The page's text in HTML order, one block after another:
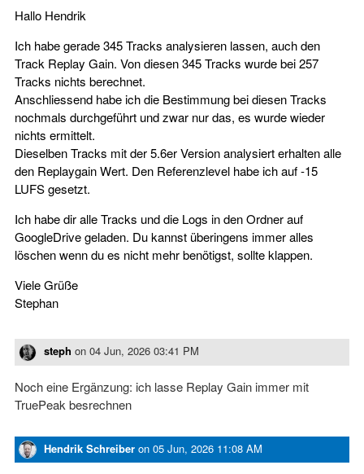
Hallo Hendrik
Ich habe gerade 345 Tracks analysieren lassen, auch den
Track Replay Gain. Von diesen 345 Tracks wurde bei 257
Tracks nichts berechnet.
Anschliessend habe ich die Bestimmung bei diesen Tracks
nochmals durchgeführt und zwar nur das, es wurde wieder
nichts ermittelt.
Dieselben Tracks mit der 5.6er Version analysiert erhalten alle
den Replaygain Wert. Den Referenzlevel habe ich auf -15
LUFS gesetzt.
Ich habe dir alle Tracks und die Logs in den Ordner auf
GoogleDrive geladen. Du kannst überingens immer alles
löschen wenn du es nicht mehr benötigst, sollte klappen.
Viele Grüße
Stephan
steph on 04 Jun, 2026 03:41 PM
Noch eine Ergänzung: ich lasse Replay Gain immer mit
TruePeak besrechnen
Hendrik Schreiber on 05 Jun, 2026 11:08 AM